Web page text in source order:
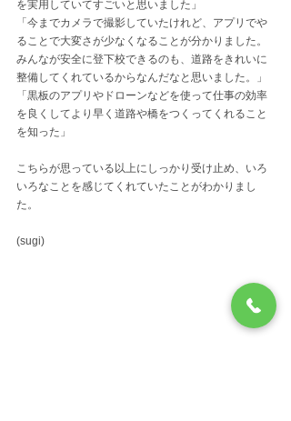
を実用していてすごいと思いました」
「今までカメラで撮影していたけれど、アプリでや
ることで大変さが少なくなることが分かりました。
みんなが安全に登下校できるのも、道路をきれいに
整備してくれているからなんだなと思いました。」
「黒板のアプリやドローンなどを使って仕事の効率
を良くしてより早く道路や橋をつくってくれること
を知った」
こちらが思っている以上にしっかり受け止め、いろ
いろなことを感じてくれていたことがわかりまし
た。
(sugi)